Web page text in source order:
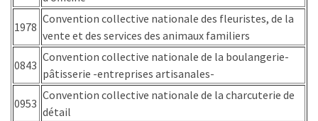
pour
2027
MOST
USED
1978
Convention collective nationale des fleuristes, de la
vente et des services des animaux familiers
0843
Convention collective nationale de la boulangerie-
pâtisserie -entreprises artisanales-
0953
Convention collective nationale de la charcuterie de
détail